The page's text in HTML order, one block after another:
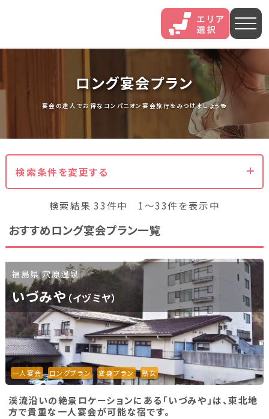
石和 伊香保 熱海
鬼怒川
いわき湯本
北海道・東北
北海道(13) 岩手県(3) 山形県(3)
宮城県(8)
福島県(26)
関東
栃木県(17) 群馬県(25)
茨城県(4)
埼玉県(1)
東京都(9)
千葉県(14)
神奈川県(14)
ロング宴会プラン
宴会の達人でお得なコンパニオン宴会旅行をみつけましょう🍻
検索条件を変更する
検索結果 33件中 1～33件を表示中
おすすめロング宴会プラン一覧
福島県 穴原温泉
いづみや （イヅミヤ）
一人宴会 ロングプラン 変身プラン 熟女
渓流沿いの絶景ロケーションにある「いづみや」は、東北地
方で貴重な一人宴会が可能な宿です。